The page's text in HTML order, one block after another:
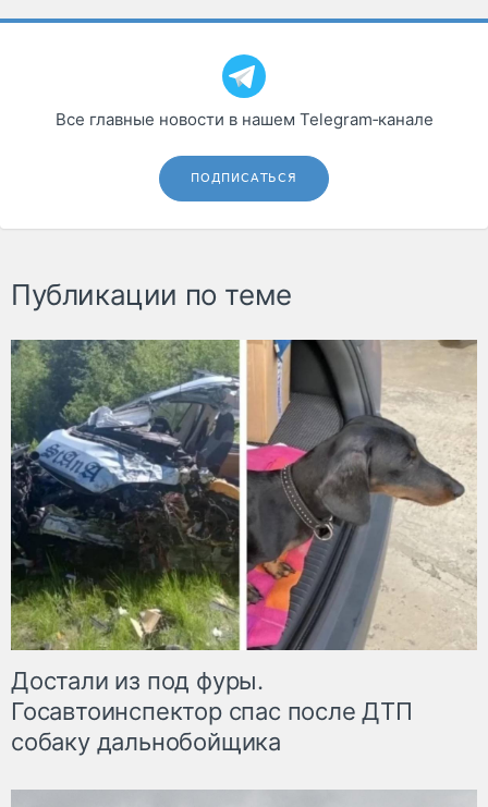
Все главные новости в нашем Telegram‑канале
ПОДПИСАТЬСЯ
Публикации по теме
Достали из под фуры.
Госавтоинспектор спас после ДТП
собаку дальнобойщика